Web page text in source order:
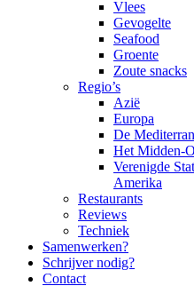
Vlees
Gevogelte
Seafood
Groente
Zoute snacks
Regio’s
Azië
Europa
De
Het Midden-
Verenigde
Amerika
Restaurants
Reviews
Techniek
Samenwerken?
Schrijver nodig?
Contact